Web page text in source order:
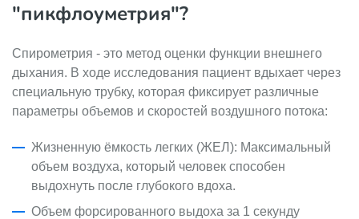
"пикфлоуметрия"?
Спирометрия - это метод оценки функции внешнего
дыхания. В ходе исследования пациент вдыхает через
специальную трубку, которая фиксирует различные
параметры объемов и скоростей воздушного потока:
Жизненную ёмкость легких (ЖЕЛ): Максимальный
объем воздуха, который человек способен
выдохнуть после глубокого вдоха.
Объем форсированного выдоха за 1 секунду